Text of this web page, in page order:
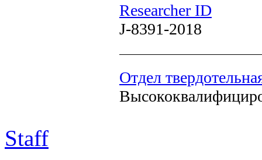
Researcher ID
J-8391-2018
Отдел
Staff